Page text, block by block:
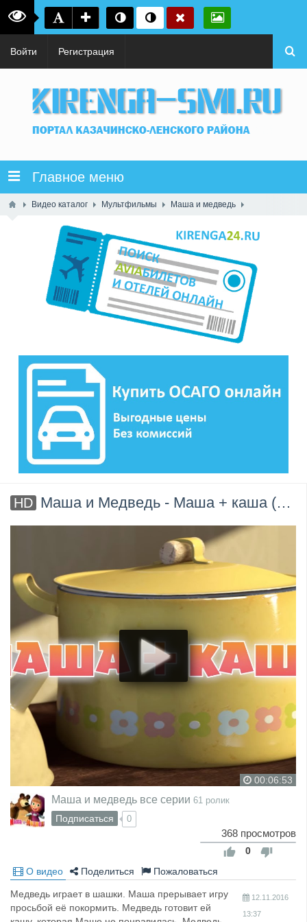
Войти Регистрация
Главное меню
Видео каталог Мультфильмы Маша и медведь
HD Маша и Медведь - Маша + каша (Серия 17)
00:06:53
Маша и медведь все серии 61 ролик
Подписаться 0
368 просмотров
0
О видео
Поделиться Пожаловаться
Медведь играет в шашки. Маша прерывает игру
просьбой её покормить. Медведь готовит ей
12.11.2016
13:37